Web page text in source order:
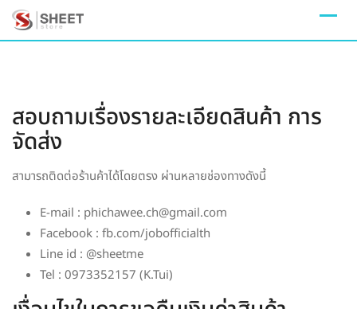
Skip
สอบถามเรื่องรายละเอียดสินค้า การ
จัดส่ง
สามารถติดต่อร้านค้าได้โดยตรง ผ่านหลายช่องทางดังนี้
E-mail : phichawee.ch@gmail.com
Facebook : fb.com/jobofficialth
Line id : @sheetme
Tel : 0973352157 (K.Tui)